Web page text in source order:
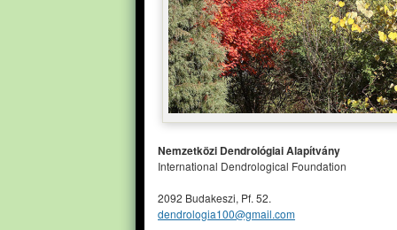
Nemzetközi Dendrológiai Alapítvány
International Dendrological Foundation
2092 Budakeszi, Pf. 52.
dendrologia100@gmail.com